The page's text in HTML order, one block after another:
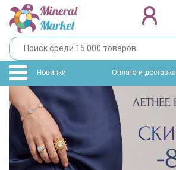
Новинки Оплата и доставка